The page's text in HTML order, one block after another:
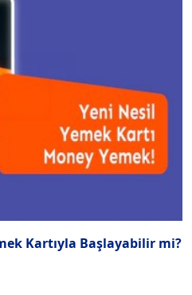
Kartıyla Başlayabilir mi?